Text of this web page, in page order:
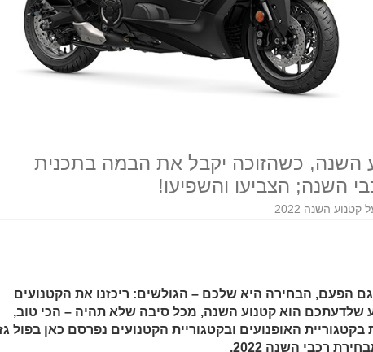
את קטנוע השנה, כשהזוכה יקבל את הבמה בתכנית
השנה; הצביעו והשפיעו!
קטנוע השנה 2022
גם הפעם, הבחירה היא שלכם – הגולשים: ריכזנו את הקטנועים
בשנת 2022, ואתם תבחרו בקטנוע שלדעתכם הוא קטנוע השנה, מכל סיבה שלא תהיה – הכי טוב,
האופנועים ובקטגוריית הקטנועים נפרסם כאן בפול